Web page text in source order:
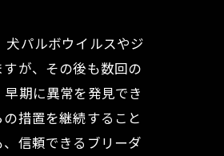
パルボウイルスやジ
が、その後も数回の
期に異常を発見でき
措置を継続すること
信頼できるブリーダ